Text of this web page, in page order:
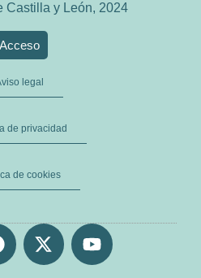
Castilla y León, 2024
Acceso
legal
de privacidad
de cookies